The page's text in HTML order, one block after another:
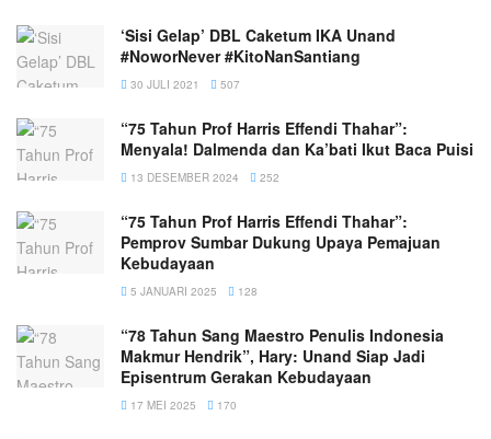
‘Sisi Gelap’ DBL Caketum IKA Unand
#NoworNever #KitoNanSantiang
30 JULI 2021 507
“75 Tahun Prof Harris Effendi Thahar”:
Menyala! Dalmenda dan Ka’bati Ikut Baca Puisi
13 DESEMBER 2024 252
“75 Tahun Prof Harris Effendi Thahar”:
Pemprov Sumbar Dukung Upaya Pemajuan
Kebudayaan
5 JANUARI 2025 128
“78 Tahun Sang Maestro Penulis Indonesia
Makmur Hendrik”, Hary: Unand Siap Jadi
Episentrum Gerakan Kebudayaan
17 MEI 2025 170